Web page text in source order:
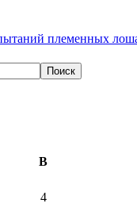
племенных
В
4